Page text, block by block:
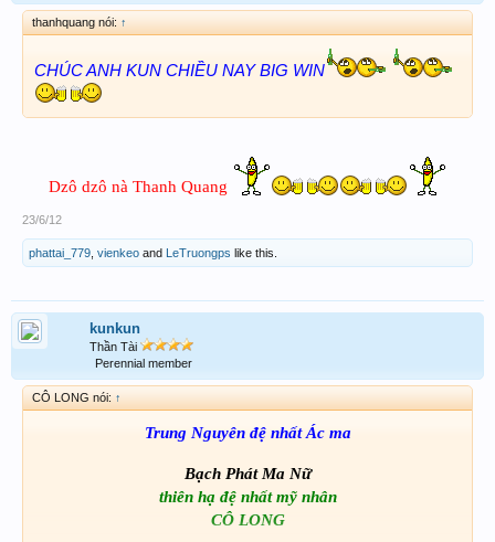
thanhquang nói: ↑
CHÚC ANH KUN CHIỀU NAY BIG WIN
Dzô dzô nà Thanh Quang
23/6/12
phattai_779 vienkeo and LeTruongps like this.
kunkun
Thần Tài
Perennial member
CÔ LONG nói: ↑
Trung Nguyên đệ nhất Ác ma
Bạch Phát Ma Nữ
thiên hạ đệ nhất mỹ nhân
CÔ LONG